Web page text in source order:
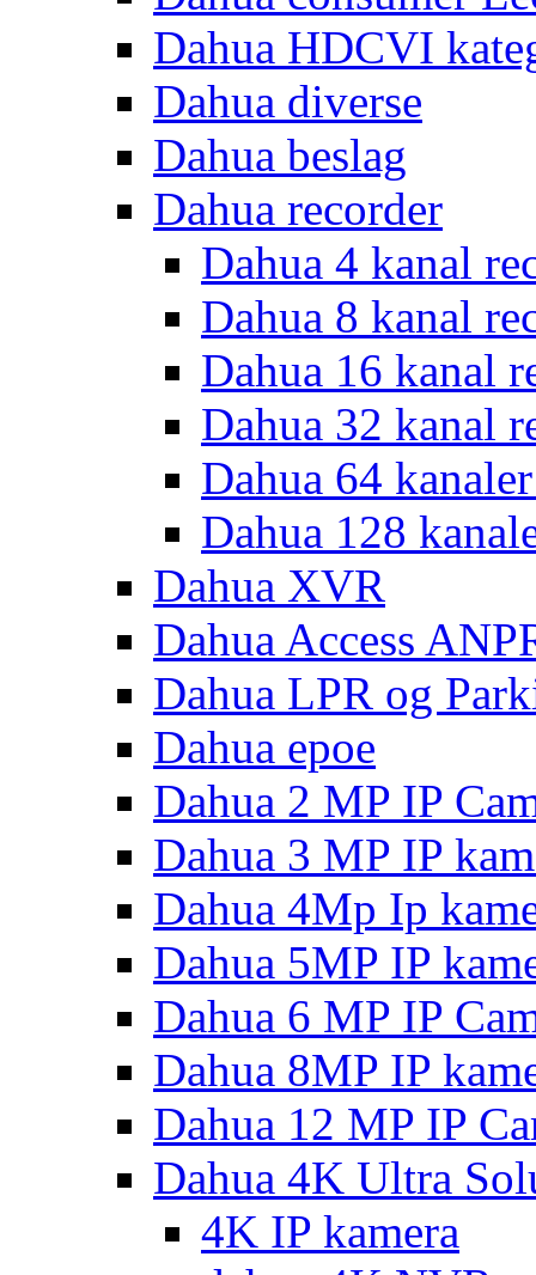
Dahua HDCVI
Dahua diverse
Dahua beslag
Dahua recorder
Dahua 4 kanal
Dahua 8 kanal
Dahua 16 kanal
Dahua 32 kanal
Dahua 64
Dahua 128
Dahua XVR
Dahua Access
Dahua LPR og
Dahua epoe
Dahua 2 MP IP
Dahua 3 MP IP
Dahua 4Mp Ip
Dahua 5MP IP
Dahua 6 MP IP
Dahua 8MP IP
Dahua 12 MP IP
Dahua 4K Ultra
4K IP kamera